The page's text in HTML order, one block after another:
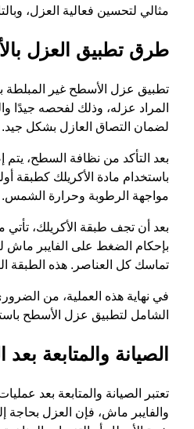
مثالي لتحسين فعالية العزل،
طرق تطبيق العزل
تطبيق عزل الأسطح غير المبلطة
المراد عزله، وذلك لفحصه جيدًا
لضمان التصاق العازل بشكل جيد.
بعد التأكد من نظافة السطح،
باستخدام مادة الأكريلك كطبقة
مواجهة الرطوبة وحرارة الشمس.
بعد أن تجف طبقة الأكريلك،
بإحكام الضغط على الفايبر ماش
تماسك كل العناصر. هذه الطبقة
في نهاية هذه العملية، من
الشامل لتطبيق عزل الأسطح
الصيانة والمتابعة بعد
تعتبر الصيانة والمتابعة بعد
والفايبر ماش، فإن العزل